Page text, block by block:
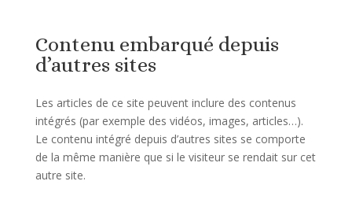
Contenu embarqué depuis
d’autres sites
Les articles de ce site peuvent inclure des contenus
intégrés (par exemple des vidéos, images, articles…).
Le contenu intégré depuis d’autres sites se comporte
de la même manière que si le visiteur se rendait sur cet
autre site.